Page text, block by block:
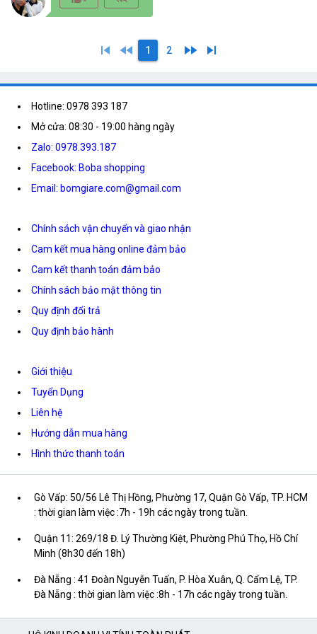
skip_previous fast_rewind 1 2 fast_forward skip_next
Hotline: 0978 393 187
Mở cửa: 08:30 - 19:00 hàng ngày
Zalo: 0978.393.187
Facebook: Boba shopping
Email: bomgiare.com@gmail.com
Chính sách vận chuyển và giao nhận
Cam kết mua hàng online đảm bảo
Cam kết thanh toán đảm bảo
Chính sách bảo mật thông tin
Quy định đổi trả
Quy định bảo hành
Giới thiệu
Tuyển Dụng
Liên hệ
Hướng dẫn mua hàng
Hình thức thanh toán
Gò Vấp: 50/56 Lê Thị Hồng, Phường 17, Quận Gò Vấp, TP. HCM
: thời gian làm việc :7h - 19h các ngày trong tuần.
Quận 11: 269/18 Đ. Lý Thường Kiệt, Phường Phú Thọ, Hồ Chí
Minh (8h30 đến 18h)
Đà Nẵng : 41 Đoàn Nguyễn Tuấn, P. Hòa Xuân, Q. Cẩm Lệ, TP.
Đà Nẵng : thời gian làm việc :8h - 17h các ngày trong tuần.